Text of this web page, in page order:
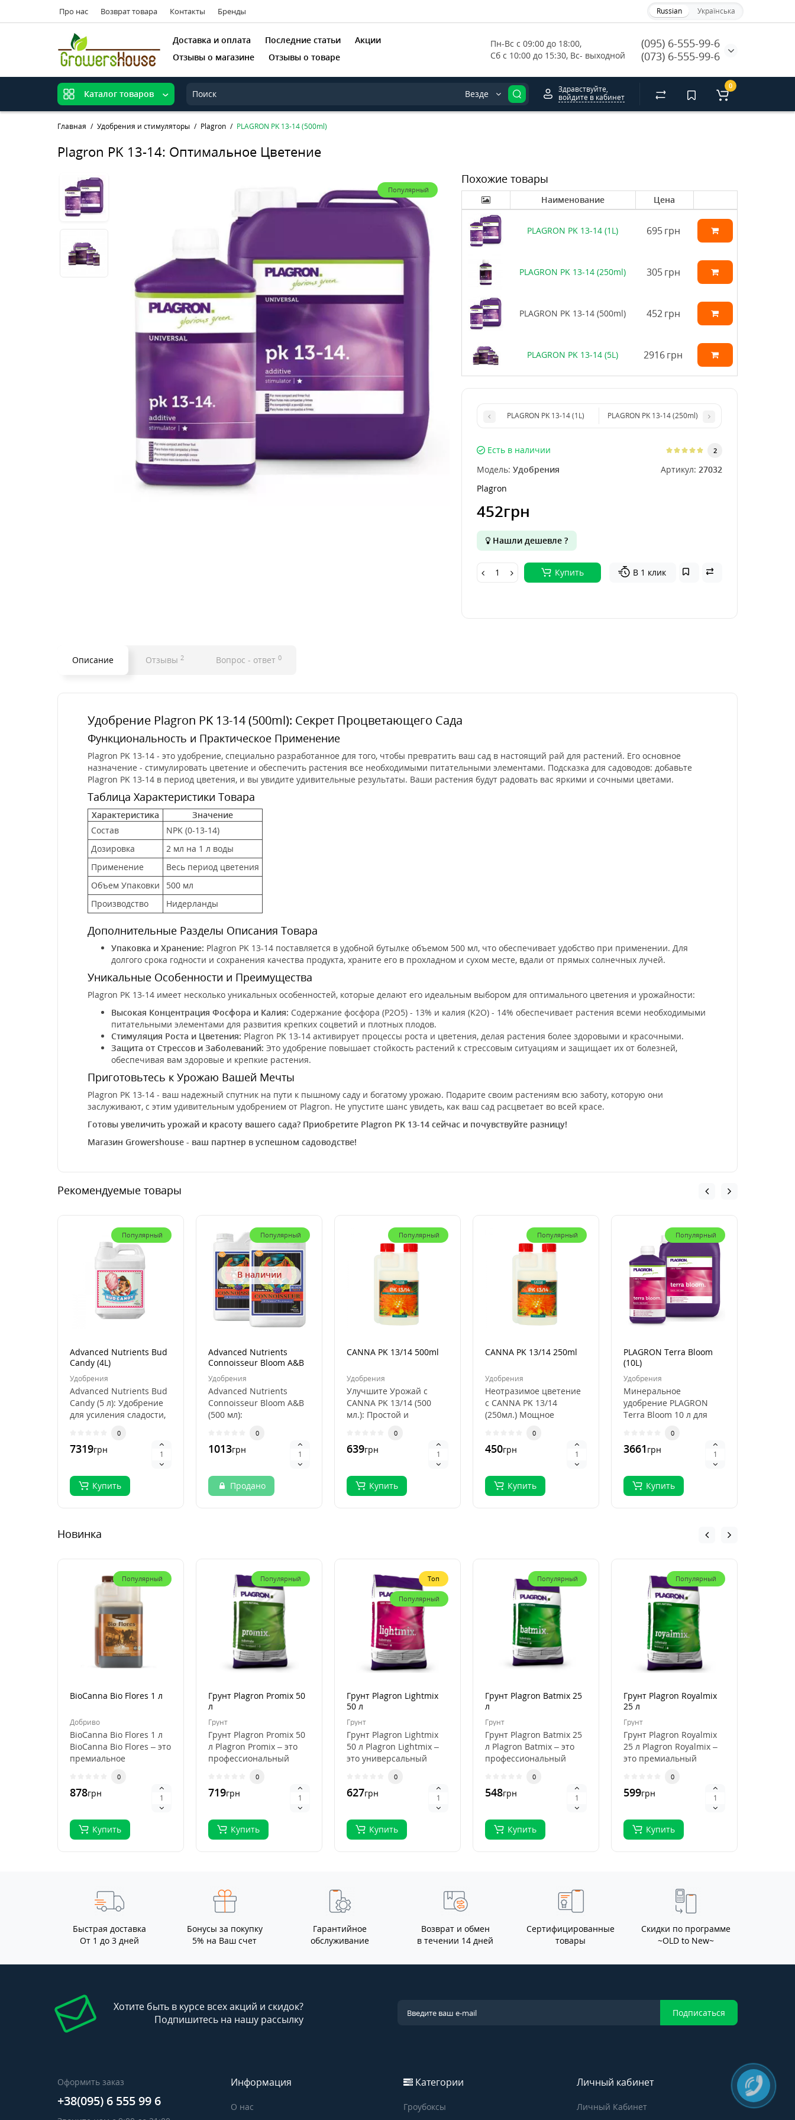
Про нас Возврат товара Контакты Бренды Russian Українська
Пн-Вс с 09:00 до 18:00,
Сб с 10:00 до 15:30, Вс- выходной
(095) 6-555-99-6
(073) 6-555-99-6
Доставка и оплата Последние статьи
Акции
Отзывы о магазине
Отзывы о товаре
Каталог товаров Везде
Здравствуйте,
войдите в кабинет
0
Главная Удобрения и стимуляторы Plagron PLAGRON PK 13-14 (500ml)
Plagron PK 13-14: Оптимальное Цветение
Популярный
Похожие товары
Наименование Цена
PLAGRON PK 13-14 (1L) 695 грн
PLAGRON PK 13-14 (250ml) 305 грн
PLAGRON PK 13-14 (500ml) 452 грн
PLAGRON PK 13-14 (5L) 2916грн
PLAGRON PK 13-14 (1L) PLAGRON PK 13-14 (250ml)
Есть в наличии 2
Модель: Удобрения Артикул: 27032
Plagron
452грн
Нашли дешевле ?
Купить В 1 клик
Описание Отзывы 2 Вопрос - ответ 0
Удобрение Plagron PK 13-14 (500ml): Секрет Процветающего Сада
Функциональность и Практическое Применение
Plagron PK 13-14 - это удобрение, специально разработанное для того, чтобы превратить ваш сад в настоящий рай для растений. Его основное
назначение - стимулировать цветение и обеспечить растения все необходимыми питательными элементами. Подсказка для садоводов: добавьте
Plagron PK 13-14 в период цветения, и вы увидите удивительные результаты. Ваши растения будут радовать вас яркими и сочными цветами.
Таблица Характеристики Товара
Характеристика
Значение
Состав
NPK (0-13-14)
Дозировка
2 мл на 1 л воды
Применение
Весь период цветения
Объем Упаковки
500 мл
Производство
Нидерланды
Дополнительные Разделы Описания Товара
Упаковка и Хранение: Plagron PK 13-14 поставляется в удобной бутылке объемом 500 мл, что обеспечивает удобство при применении. Для
долгого срока годности и сохранения качества продукта, храните его в прохладном и сухом месте, вдали от прямых солнечных лучей.
Уникальные Особенности и Преимущества
Plagron PK 13-14 имеет несколько уникальных особенностей, которые делают его идеальным выбором для оптимального цветения и урожайности:
Высокая Концентрация Фосфора и Калия: Содержание фосфора (P2O5) - 13% и калия (K2O) - 14% обеспечивает растения всеми необходимыми
питательными элементами для развития крепких соцветий и плотных плодов.
Стимуляция Роста и Цветения: Plagron PK 13-14 активирует процессы роста и цветения, делая растения более здоровыми и красочными.
Защита от Стрессов и Заболеваний: Это удобрение повышает стойкость растений к стрессовым ситуациям и защищает их от болезней,
обеспечивая вам здоровые и крепкие растения.
Приготовьтесь к Урожаю Вашей Мечты
Plagron PK 13-14 - ваш надежный спутник на пути к пышному саду и богатому урожаю. Подарите своим растениям всю заботу, которую они
заслуживают, с этим удивительным удобрением от Plagron. Не упустите шанс увидеть, как ваш сад расцветает во всей красе.
Готовы увеличить урожай и красоту вашего сада? Приобретите Plagron PK 13-14 сейчас и почувствуйте разницу!
Магазин Growershouse - ваш партнер в успешном садоводстве!
Рекомендуемые товары
Популярный
Advanced Nutrients Bud
Candy (4L)
Удобрения
Advanced Nutrients Bud
Candy (5 л): Удобрение
для усиления сладости,
0
7319грн
Купить
Популярный
В наличии
Advanced Nutrients
Connoisseur Bloom A&B
(500ml)
Удобрения
Advanced Nutrients
Connoisseur Bloom A&B
(500 мл):
удобрение для
премиального ц..
0
1013грн
Продано
Популярный
CANNA PK 13/14 500ml
Удобрения
Улучшите Урожай с
CANNA PK 13/14 (500
мл.): Простой и
Поддержать Ваши
Растения! ..
0
639грн
Купить
Популярный
CANNA PK 13/14 250ml
Удобрения
Неотразимое цветение
с CANNA PK 13/14
(250мл.) Мощное
цветов CANNA PK 13/..
0
450грн
Купить
Популярный
PLAGRON Terra Bloom
(10L)
Удобрения
Минеральное
удобрение PLAGRON
Terra Bloom 10 л для
плодоношения
PLAGRON Terra Bloom
0
3661 грн
Купить
Новинка
Популярный
BioCanna Bio Flores 1 л
Добриво
BioCanna Bio Flores 1 л
BioCanna Bio Flores – это
премиальное
удобрение для ст..
0
878грн
Купить
Популярный
Грунт Plagron Promix 50
л
Грунт
Грунт Plagron Promix 50
л Plagron Promix – это
профессиональный
выращивания
растений, ..
0
719грн
Купить
Топ
Популярный
Грунт Plagron Lightmix
50 л
Грунт
Грунт Plagron Lightmix
50 л Plagron Lightmix –
это универсальный
выращивания..
0
627грн
Купить
Популярный
Грунт Plagron Batmix 25
л
Грунт
Грунт Plagron Batmix 25
л Plagron Batmix – это
профессиональный
органического
выращива..
0
548грн
Купить
Популярный
Грунт Plagron Royalmix
25 л
Грунт
Грунт Plagron Royalmix
25 л Plagron Royalmix –
это премиальный
органического в..
0
599грн
Купить
Быстрая доставка
От 1 до 3 дней
Бонусы за покупку
5% на Ваш счет
Гарантийное
обслуживание
Возврат и обмен
в течении 14 дней
Сертифицированные
товары
Скидки по программе
~OLD to New~
Хотите быть в курсе всех акций и скидок?
Подпишитесь на нашу рассылку
Подписаться
Оформить заказ
+38(095) 6 555 99 6
Информация
О нас
Категории
Гроубоксы
Личный кабинет
Личный Кабинет